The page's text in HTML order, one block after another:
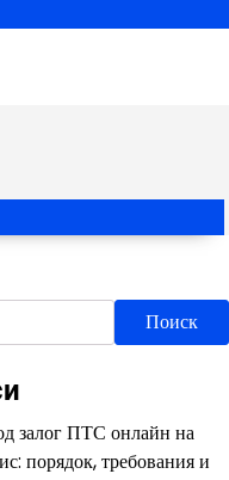
Поиск
залог ПТС онлайн на
порядок, требования и